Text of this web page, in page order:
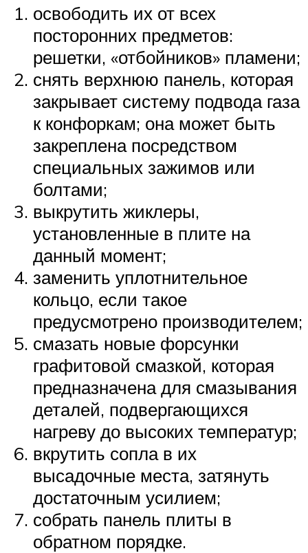
освободить их от всех
посторонних предметов:
решетки, «отбойников» пламени;
снять верхнюю панель, которая
закрывает систему подвода газа
к конфоркам; она может быть
закреплена посредством
специальных зажимов или
болтами;
выкрутить жиклеры,
установленные в плите на
данный момент;
заменить уплотнительное
кольцо, если такое
предусмотрено производителем;
смазать новые форсунки
графитовой смазкой, которая
предназначена для смазывания
деталей, подвергающихся
нагреву до высоких температур;
вкрутить сопла в их
высадочные места, затянуть
достаточным усилием;
собрать панель плиты в
обратном порядке.